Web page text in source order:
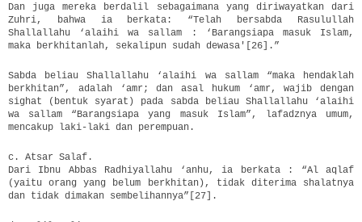
Dan juga mereka berdalil sebagaimana yang diriwayatkan dari
Zuhri, bahwa ia berkata: “Telah bersabda Rasulullah
Shallallahu ‘alaihi wa sallam : ‘Barangsiapa masuk Islam,
maka berkhitanlah, sekalipun sudah dewasa'[26].”
Sabda beliau Shallallahu ‘alaihi wa sallam “maka hendaklah
berkhitan”, adalah ‘amr; dan asal hukum ‘amr, wajib dengan
sighat (bentuk syarat) pada sabda beliau Shallallahu ‘alaihi
wa sallam “Barangsiapa yang masuk Islam”, lafadznya umum,
mencakup laki-laki dan perempuan.
c. Atsar Salaf.
Dari Ibnu Abbas Radhiyallahu ‘anhu, ia berkata : “Al aqlaf
(yaitu orang yang belum berkhitan), tidak diterima shalatnya
dan tidak dimakan sembelihannya”[27].